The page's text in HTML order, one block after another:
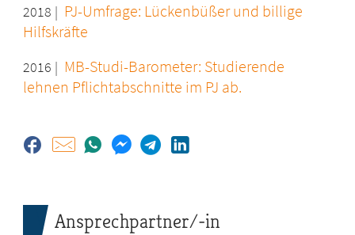
2018 | PJ-Umfrage: Lückenbüßer und billige
Hilfskräfte
2016 | MB-Studi-Barometer: Studierende
lehnen Pflichtabschnitte im PJ ab.
Ansprechpartner/-in